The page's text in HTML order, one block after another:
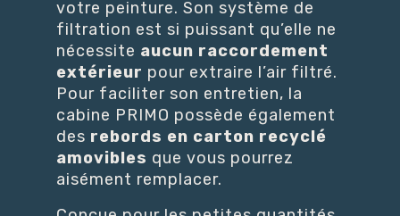
votre peinture. Son système de
filtration est si puissant qu’elle ne
nécessite aucun raccordement
extérieur pour extraire l’air filtré.
Pour faciliter son entretien, la
cabine PRIMO possède également
des rebords en carton recyclé
amovibles que vous pourrez
aisément remplacer.